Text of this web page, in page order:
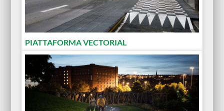
PIATTAFORMA VECTORIAL